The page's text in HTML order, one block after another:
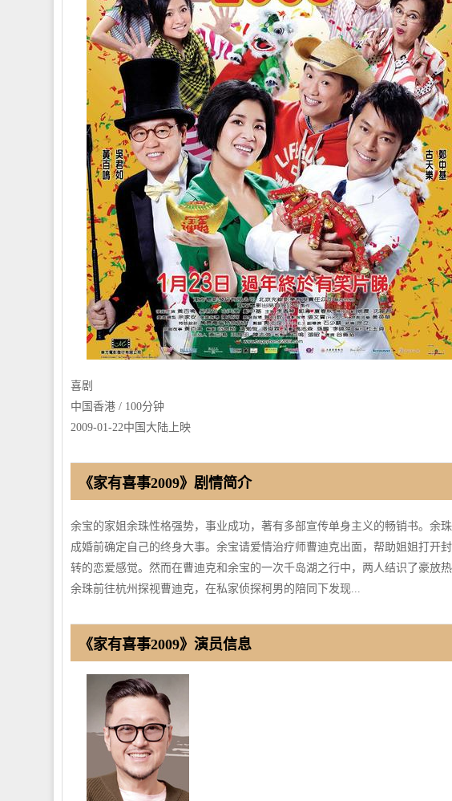
喜剧
中国香港 / 100分钟
2009-01-22中国大陆上映
《家有喜事2009》剧情简介
余宝的家姐余珠性格强势，事业成功，著有多部宣传单身主义的畅销书。余
成婚前确定自己的终身大事。余宝请爱情治疗师曹迪克出面，帮助姐姐打开
转的恋爱感觉。然而在曹迪克和余宝的一次千岛湖之行中，两人结识了豪放
余珠前往杭州探视曹迪克，在私家侦探柯男的陪同下发现...
《家有喜事2009》演员信息